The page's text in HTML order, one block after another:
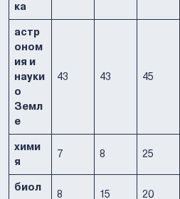
ка
астр
оном
ия и
науки
о
Земл
е
43 43 45
хими
я
7 8 25
биол
8 15 20